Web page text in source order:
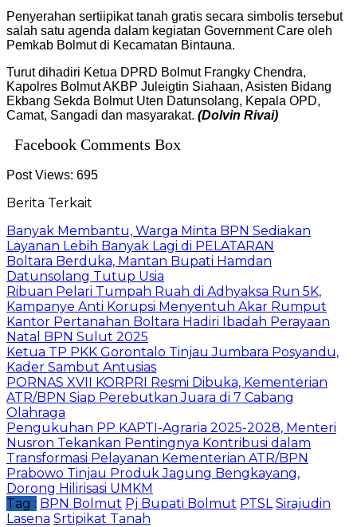
Penyerahan sertiipikat tanah gratis secara simbolis tersebut
salah satu agenda dalam kegiatan Government Care oleh
Pemkab Bolmut di Kecamatan Bintauna.
Turut dihadiri Ketua DPRD Bolmut Frangky Chendra,
Kapolres Bolmut AKBP Juleigtin Siahaan, Asisten Bidang
Ekbang Sekda Bolmut Uten Datunsolang, Kepala OPD,
Camat, Sangadi dan masyarakat. (Dolvin Rivai)
Facebook Comments Box
Post Views: 695
Berita Terkait
Banyak Membantu, Warga Minta BPN Sediakan
Layanan Lebih Banyak Lagi di PELATARAN
‎Boltara Berduka, Mantan Bupati Hamdan
Datunsolang Tutup Usia
Ribuan Pelari Tumpah Ruah di Adhyaksa Run 5K,
Kampanye Anti Korupsi Menyentuh Akar Rumput
Kantor Pertanahan Boltara Hadiri Ibadah Perayaan
Natal BPN Sulut 2025
Ketua TP PKK Gorontalo Tinjau Jumbara Posyandu,
Kader Sambut Antusias
PORNAS XVII KORPRI Resmi Dibuka, Kementerian
ATR/BPN Siap Perebutkan Juara di 7 Cabang
Olahraga
Pengukuhan PP KAPTI-Agraria 2025-2028, Menteri
Nusron Tekankan Pentingnya Kontribusi dalam
Transformasi Pelayanan Kementerian ATR/BPN
Prabowo Tinjau Produk Jagung Bengkayang,
Dorong Hilirisasi UMKM
Tag : BPN Bolmut Pj Bupati Bolmut PTSL Sirajudin
Lasena Srtipikat Tanah